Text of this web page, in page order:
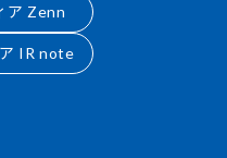
ア Zenn
IR note